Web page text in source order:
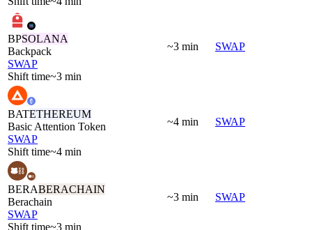
BPSOLANA
Backpack
SWAP
Shift time~3 min
~3 min SWAP
BATETHEREUM
Basic Attention Token
SWAP
Shift time~4 min
~4 min SWAP
BERABERACHAIN
Berachain
SWAP
Shift time~3 min
~3 min SWAP